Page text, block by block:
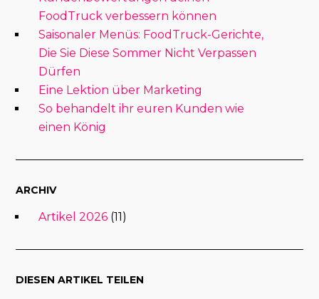
FoodTruck verbessern können
Saisonaler Menüs: FoodTruck-Gerichte,
Die Sie Diese Sommer Nicht Verpassen
Dürfen
Eine Lektion über Marketing
So behandelt ihr euren Kunden wie
einen König
ARCHIV
Artikel 2026 (11)
DIESEN ARTIKEL TEILEN